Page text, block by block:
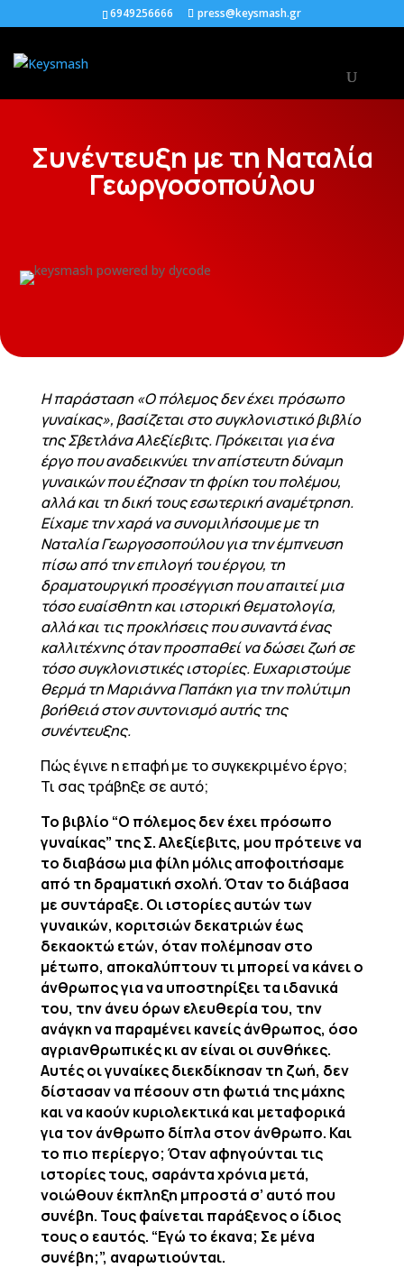
6949256666 press@keysmash.gr
Συνέντευξη με τη Ναταλία
Γεωργοσοπούλου
Η παράσταση «Ο πόλεμος δεν έχει πρόσωπο
γυναίκας», βασίζεται στο συγκλονιστικό βιβλίο
της Σβετλάνα Αλεξίεβιτς. Πρόκειται για ένα
έργο που αναδεικνύει την απίστευτη δύναμη
γυναικών που έζησαν τη φρίκη του πολέμου,
αλλά και τη δική τους εσωτερική αναμέτρηση.
Είχαμε την χαρά να συνομιλήσουμε με τη
Ναταλία Γεωργοσοπούλου για την έμπνευση
πίσω από την επιλογή του έργου, τη
δραματουργική προσέγγιση που απαιτεί μια
τόσο ευαίσθητη και ιστορική θεματολογία,
αλλά και τις προκλήσεις που συναντά ένας
καλλιτέχνης όταν προσπαθεί να δώσει ζωή σε
τόσο συγκλονιστικές ιστορίες. Ευχαριστούμε
θερμά τη Μαριάννα Παπάκη για την πολύτιμη
βοήθειά στον συντονισμό αυτής της
συνέντευξης.
Πώς έγινε η επαφή με το συγκεκριμένο έργο;
Τι σας τράβηξε σε αυτό;
Το βιβλίο “Ο πόλεμος δεν έχει πρόσωπο
γυναίκας” της Σ. Αλεξίεβιτς, μου πρότεινε να
το διαβάσω μια φίλη μόλις αποφοιτήσαμε
από τη δραματική σχολή. Όταν το διάβασα
με συντάραξε. Οι ιστορίες αυτών των
γυναικών, κοριτσιών δεκατριών έως
δεκαοκτώ ετών, όταν πολέμησαν στο
μέτωπο, αποκαλύπτουν τι μπορεί να κάνει ο
άνθρωπος για να υποστηρίξει τα ιδανικά
του, την άνευ όρων ελευθερία του, την
ανάγκη να παραμένει κανείς άνθρωπος, όσο
αγριανθρωπικές κι αν είναι οι συνθήκες.
Αυτές οι γυναίκες διεκδίκησαν τη ζωή, δεν
δίστασαν να πέσουν στη φωτιά της μάχης
και να καούν κυριολεκτικά και μεταφορικά
για τον άνθρωπο δίπλα στον άνθρωπο. Και
το πιο περίεργο; Όταν αφηγούνται τις
ιστορίες τους, σαράντα χρόνια μετά,
νοιώθουν έκπληξη μπροστά σ’ αυτό που
συνέβη. Τους φαίνεται παράξενος ο ίδιος
τους ο εαυτός. “Εγώ το έκανα; Σε μένα
συνέβη;”, αναρωτιούνται.